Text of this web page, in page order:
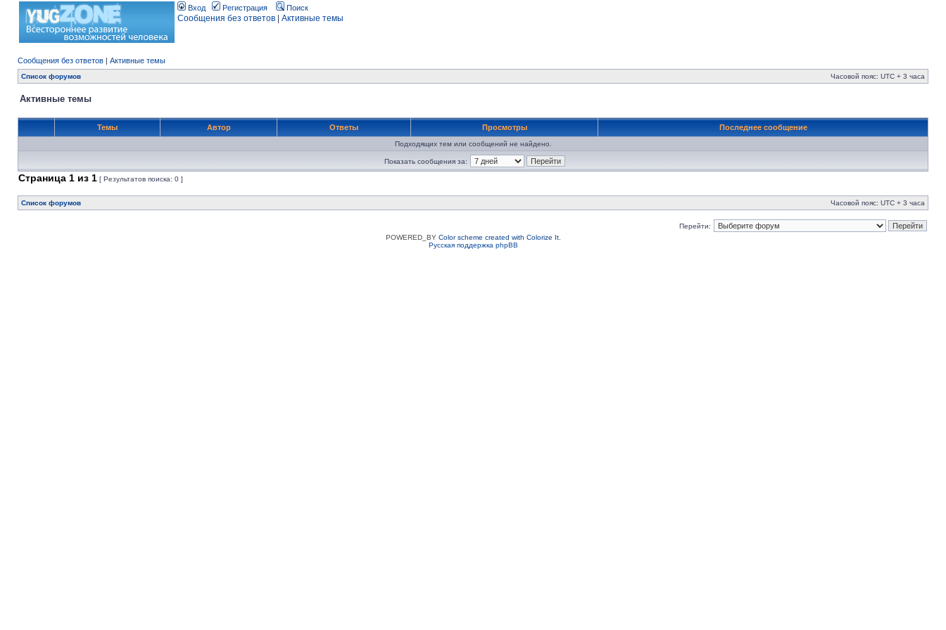
Вход Регистрация Поиск
Сообщения без ответов Активные темы
Сообщения без ответов | Активные темы
Список форумов Часовой пояс: UTC + 3 часа
Активные темы
Темы Автор Ответы Просмотры Последнее сообщение
Подходящих тем или сообщений не найдено.
Показать сообщения за:
Страница 1 из 1 [ Результатов поиска: 0 ]
Список форумов Часовой пояс: UTC + 3 часа
Перейти:
POWERED_BY Color scheme created with Colorize It.
Русская поддержка phpBB